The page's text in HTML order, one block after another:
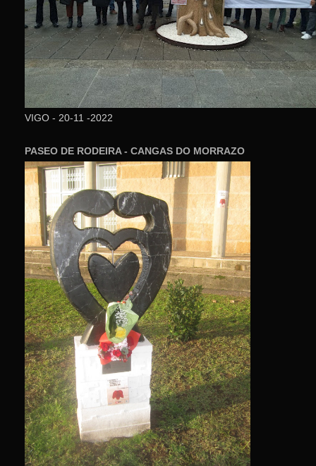
VIGO - 20-11 -2022
PASEO DE RODEIRA - CANGAS DO MORRAZO